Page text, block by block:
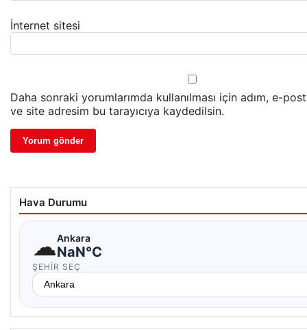
İnternet sitesi
Daha sonraki yorumlarımda kullanılması için adım, e-
ve site adresim bu tarayıcıya kaydedilsin.
Hava Durumu
☁Ankara
NaN°C
ŞEHIR SEÇ